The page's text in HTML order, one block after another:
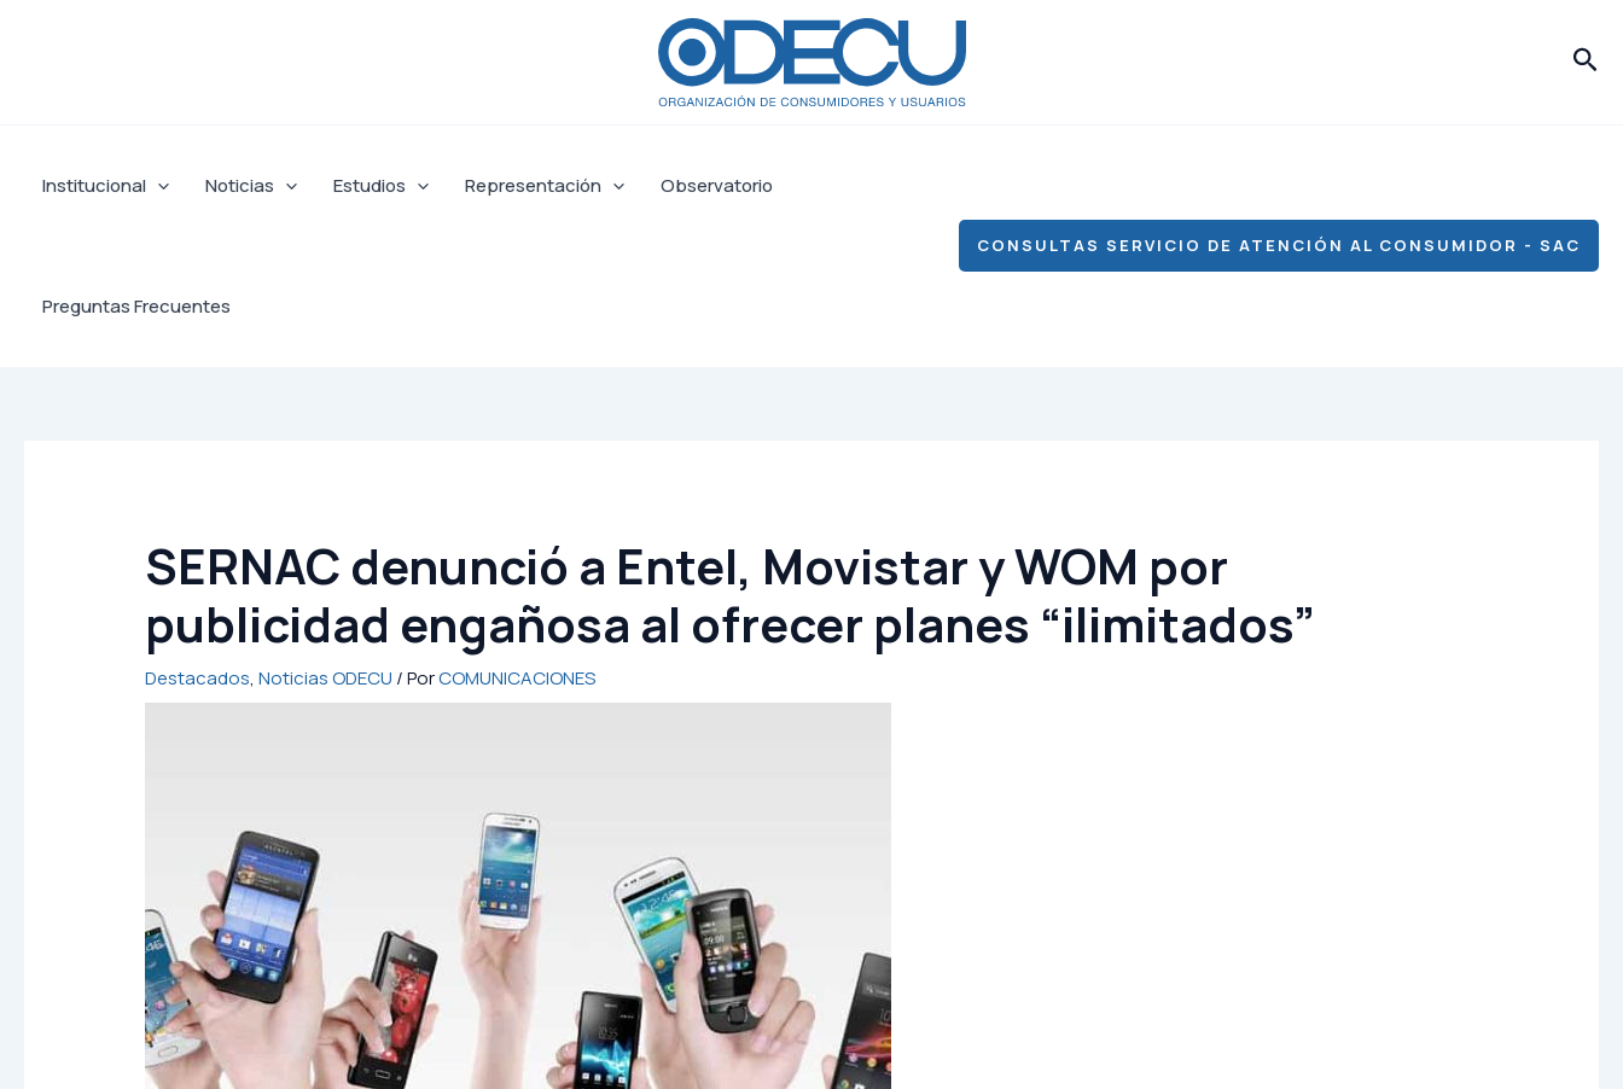
Institucional Noticias Estudios Representación Observatorio
Preguntas Frecuentes
CONSULTAS SERVICIO DE ATENCIÓN AL CONSUMIDOR - SAC
SERNAC denunció a Entel, Movistar y WOM por
publicidad engañosa al ofrecer planes “ilimitados”
Destacados,Noticias ODECU / PorCOMUNICACIONES